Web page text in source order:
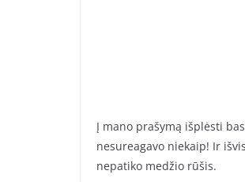
Į mano prašymą išplėsti
nesureagavo niekaip! Ir
nepatiko medžio rūšis.